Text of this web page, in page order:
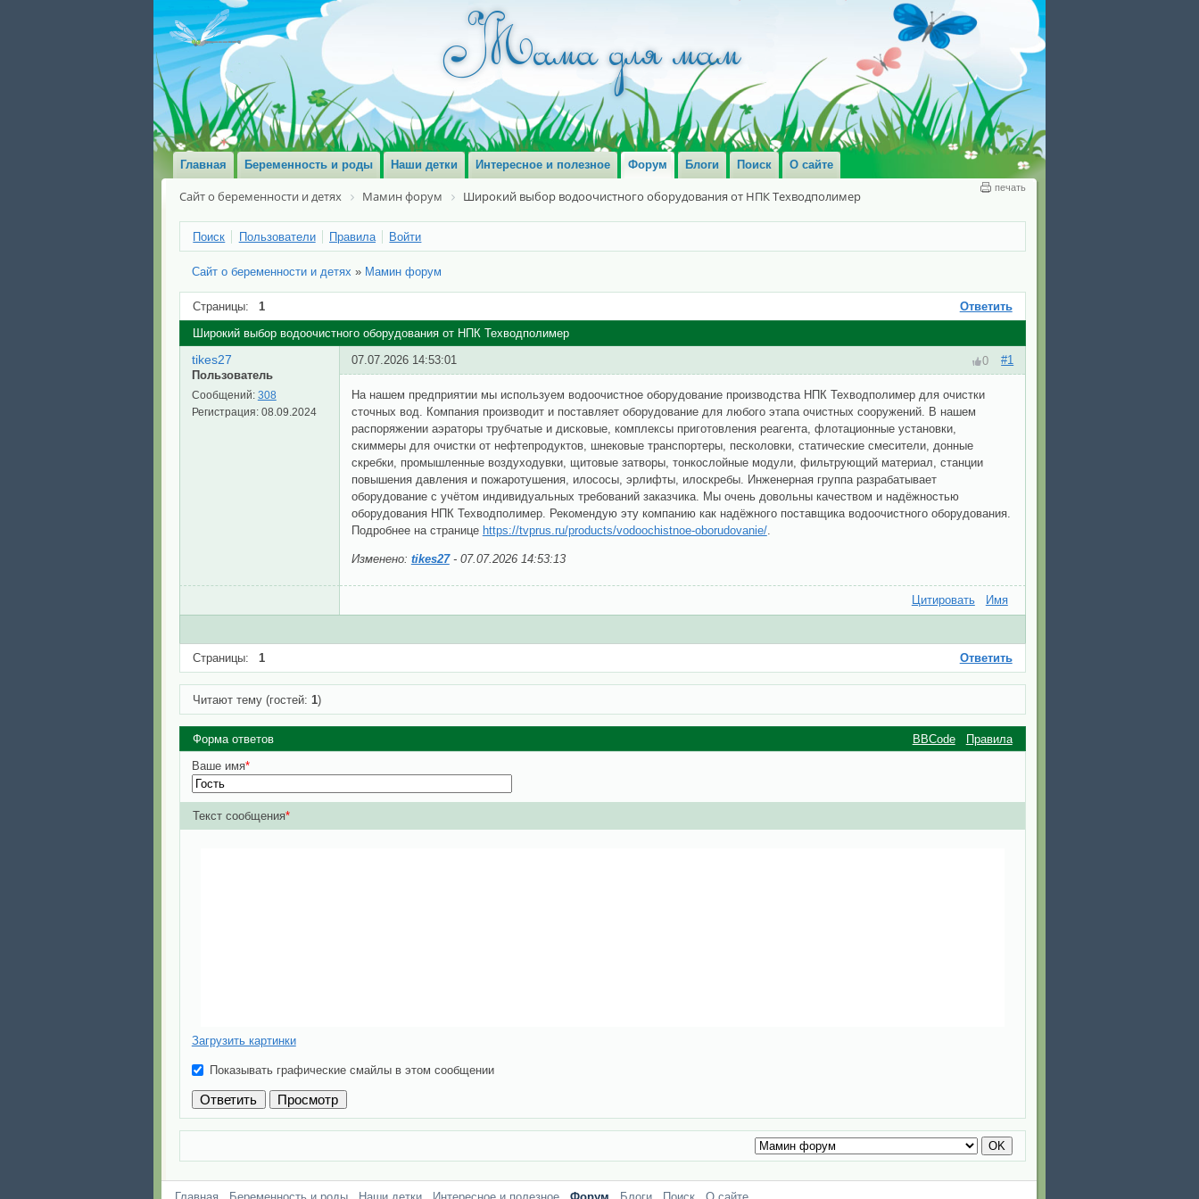
Главная Беременность и роды Наши детки Интересное и полезное Форум Блоги Поиск О сайте
печать
Сайт о беременности и детях Мамин форум Широкий выбор водоочистного оборудования от НПК Техводполимер
Поиск Пользователи Правила Войти
Сайт о беременности и детях » Мамин форум
Страницы: 1 Ответить
Широкий выбор водоочистного оборудования от НПК Техводполимер
tikes27
Пользователь
Сообщений: 308
Регистрация: 08.09.2024
#1
0
07.07.2026 14:53:01
На нашем предприятии мы используем водоочистное оборудование производства НПК Техводполимер для очистки
сточных вод. Компания производит и поставляет оборудование для любого этапа очистных сооружений. В нашем
распоряжении аэраторы трубчатые и дисковые, комплексы приготовления реагента, флотационные установки,
скиммеры для очистки от нефтепродуктов, шнековые транспортеры, песколовки, статические смесители, донные
скребки, промышленные воздуходувки, щитовые затворы, тонкослойные модули, фильтрующий материал, станции
повышения давления и пожаротушения, илососы, эрлифты, илоскребы. Инженерная группа разрабатывает
оборудование с учётом индивидуальных требований заказчика. Мы очень довольны качеством и надёжностью
оборудования НПК Техводполимер. Рекомендую эту компанию как надёжного поставщика водоочистного оборудования.
Подробнее на странице https://tvprus.ru/products/vodoochistnoe-oborudovanie/.
Изменено: tikes27- 07.07.2026 14:53:13
Цитировать Имя
Страницы: 1 Ответить
Читают тему (гостей: 1)
BBCode Правила
Форма ответов
Ваше имя*
Текст сообщения*
Загрузить картинки
Показывать графические смайлы в этом сообщении